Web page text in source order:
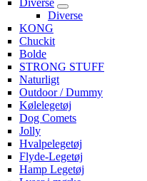
Diverse
KONG
Chuckit
Bolde
STRONG STUFF
Naturligt
Outdoor / Dummy
Kølelegetøj
Dog Comets
Jolly
Hvalpelegetøj
Flyde-Legetøj
Hamp Legetøj